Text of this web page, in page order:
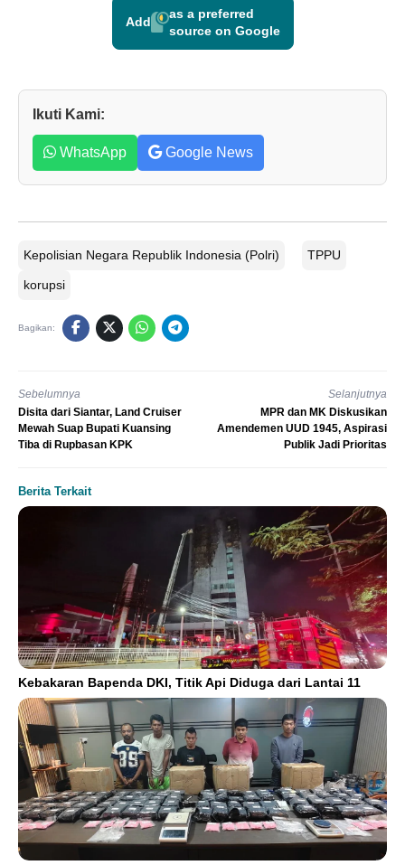
Add
as a preferred
source on Google
Ikuti Kami:
WhatsApp Google News
Kepolisian Negara Republik Indonesia (Polri) TPPU
korupsi
Bagikan:
Sebelumnya
Disita dari Siantar, Land Cruiser
Mewah Suap Bupati Kuansing
Tiba di Rupbasan KPK
Selanjutnya
MPR dan MK Diskusikan
Amendemen UUD 1945, Aspirasi
Publik Jadi Prioritas
Berita Terkait
Kebakaran Bapenda DKI, Titik Api Diduga dari Lantai 11